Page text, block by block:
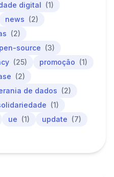
digital (1)
news (2)
(2)
source (3)
(25) promoção (1)
(2)
de dados (2)
(1)
ue (1) update (7)